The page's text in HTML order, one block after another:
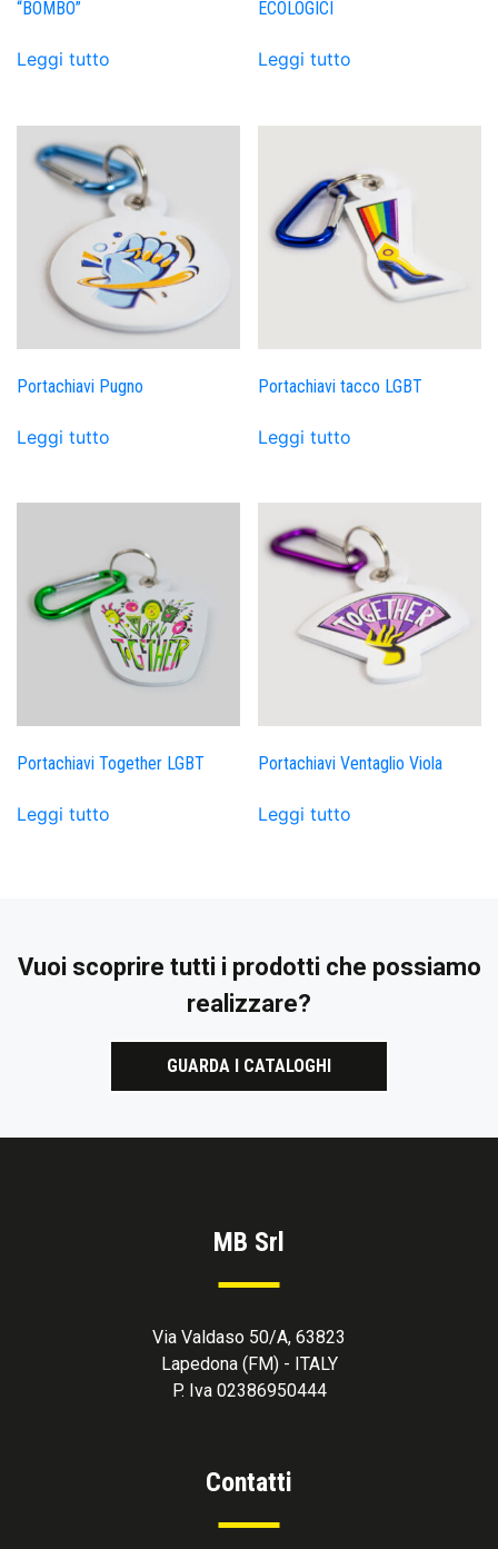
“BOMBO”
Leggi tutto
ECOLOGICI
Leggi tutto
Portachiavi Pugno
Leggi tutto
Portachiavi tacco LGBT
Leggi tutto
Portachiavi Together LGBT
Leggi tutto
Portachiavi Ventaglio Viola
Leggi tutto
Vuoi scoprire tutti i prodotti che possiamo
realizzare?
GUARDA I CATALOGHI
MB Srl
Via Valdaso 50/A, 63823
Lapedona (FM) - ITALY
P. Iva 02386950444
Contatti